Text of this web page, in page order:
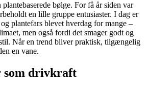
bølge. For få år siden var
en lille gruppe entusiaster. I dag er
plantefars blevet hverdag for mange –
men også fordi det smager godt og
Når en trend bliver praktisk, tilgængelig
en vane.
som drivkraft